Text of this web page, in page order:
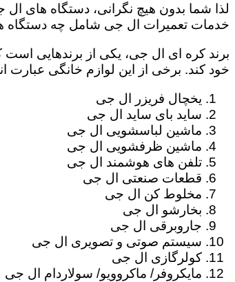
لذا شما بدون هیچ نگرانی، دستگاه های ال
خدمات تعمیرات ال جی شامل چه دستگاه
برند کره ای ال جی، یکی از برندهایی است
خود کند. برخی از این لوازم خانگی عبارت
یخچال فریزر ال جی
ساید بای ساید ال جی
ماشین لباسشویی ال جی
ماشین ظرفشویی ال جی
تلفن های هوشمند ال جی
قطعات صنعتی ال جی
مخلوط کن ال جی
بخارشو ال جی
جاروبرقی ال جی
سیستم صوتی و تصویری ال جی
کولرگازی ال جی
مایکروفر/ ماکروویو/ سولاردام ال جی